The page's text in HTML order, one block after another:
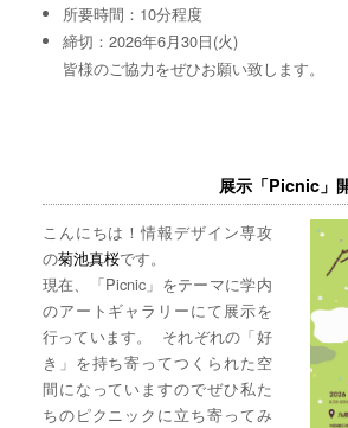
所要時間：10分程度
締切：2026年6月30日(火)
皆様のご協力をぜひお願い致します。
展示「Picnic」
こんにちは！情報デザイン専攻
の菊池真桜です。
現在、「Picnic」をテーマに学内
のアートギャラリーにて展示を
行っています。 それぞれの「好
き」を持ち寄ってつくられた空
間になっていますのでぜひ私た
ちのピクニックに立ち寄ってみ